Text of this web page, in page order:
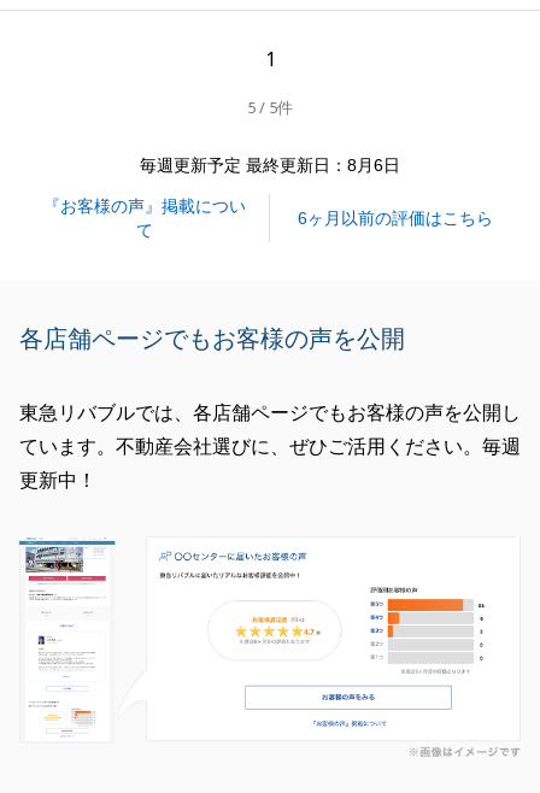
軽にお申し付けください。
1
5 / 5件
毎週更新予定 最終更新日：8月6日
『お客様の声』掲載につい
て
6ヶ月以前の評価はこちら
各店舗ページでもお客様の声を公開
東急リバブルでは、各店舗ページでもお客様の声を公開し
ています。不動産会社選びに、ぜひご活用ください。毎週
更新中！